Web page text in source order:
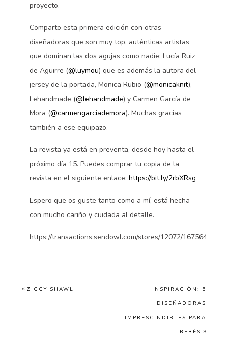
proyecto.
Comparto esta primera edición con otras
diseñadoras que son muy top, auténticas artistas
que dominan las dos agujas como nadie: Lucía Ruiz
de Aguirre (@luymou) que es además la autora del
jersey de la portada, Monica Rubio (@monicaknit),
Lehandmade (@lehandmade) y Carmen García de
Mora (@carmengarciademora). Muchas gracias
también a ese equipazo.
La revista ya está en preventa, desde hoy hasta el
próximo día 15. Puedes comprar tu copia de la
revista en el siguiente enlace: https://bit.ly/2rbXRsg
Espero que os guste tanto como a mí, está hecha
con mucho cariño y cuidada al detalle.
https://transactions.sendowl.com/stores/12072/167564
« ZIGGY SHAWL
INSPIRACIÓN: 5
DISEÑADORAS
IMPRESCINDIBLES PARA
BEBÉS »